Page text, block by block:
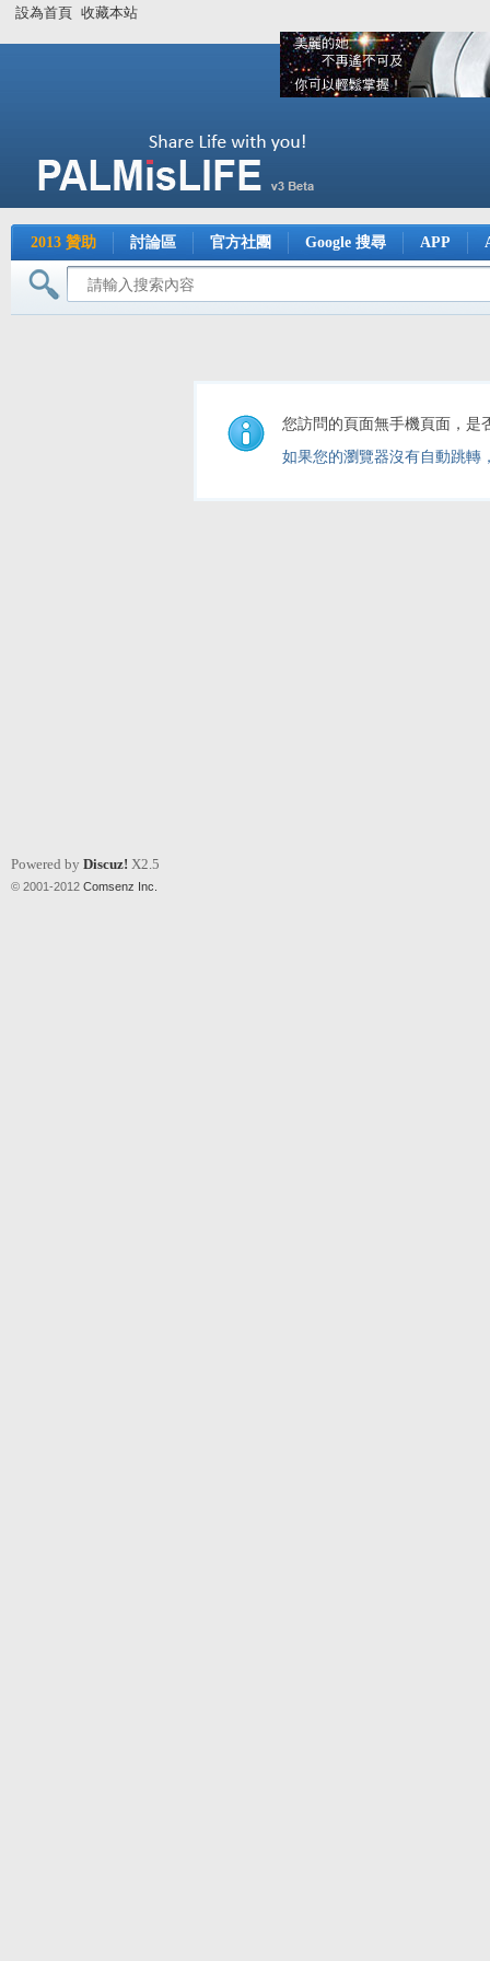
設為首頁 收藏本站
2013 贊助 討論區 官方社團 Google 搜尋 APP
您訪問的頁面無手機頁面，是
如果您的瀏覽器沒有自動跳轉
Powered by Discuz! X2.5
© 2001-2012 Comsenz Inc.